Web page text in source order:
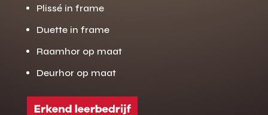
Plissé in frame
Duette in frame
Raamhor op maat
Deurhor op maat